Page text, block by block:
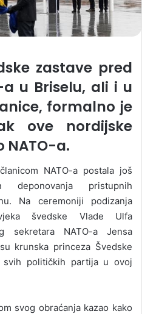
zastave pred
u Briselu, ali i u
formalno je
ove nordijske
NATO-a.
NATO-a postala još
pristupnih
Na ceremoniji podizanja
švedske Vlade Ulfa
sekretara NATO-a Jensa
krunska princeza Švedske
političkih partija u ovoj
svog obraćanja kazao kako